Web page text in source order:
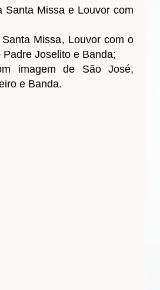
Santa Missa e Louvor com
Missa, Louvor com o
Joselito e Banda;
imagem de São José,
e Banda.